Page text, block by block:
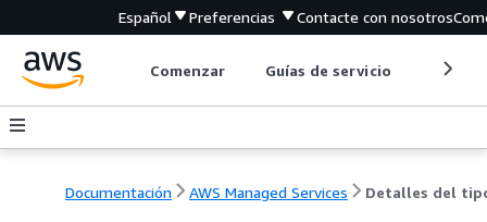
Español Preferencias Contacte con nosotros
Comenzar Guías de servicio
Documentación AWS Managed Services